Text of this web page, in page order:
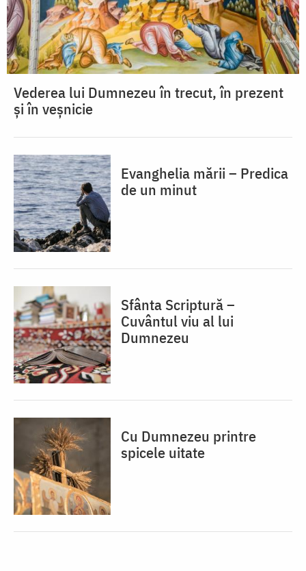
Vederea lui Dumnezeu în trecut, în prezent
și în veșnicie
Evanghelia mării – Predica
de un minut
Sfânta Scriptură –
Cuvântul viu al lui
Dumnezeu
Cu Dumnezeu printre
spicele uitate